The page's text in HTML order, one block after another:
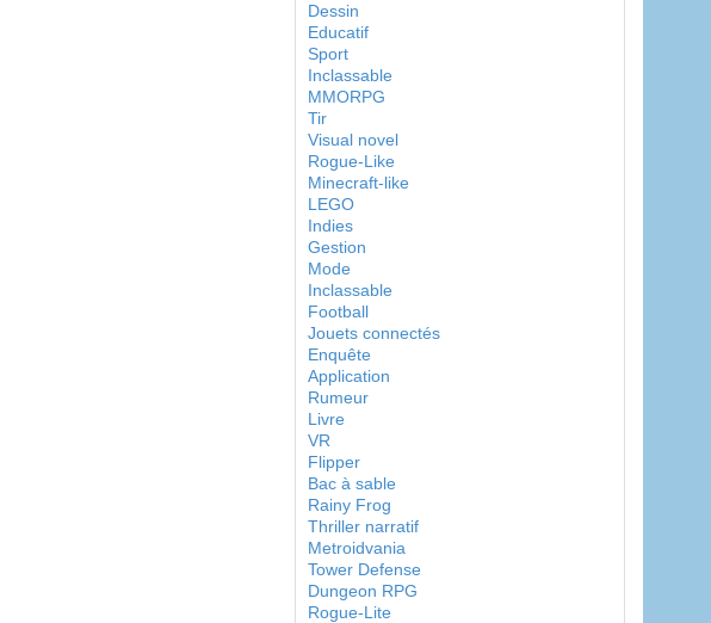
Dessin
Educatif
Sport
Inclassable
MMORPG
Tir
Visual novel
Rogue-Like
Minecraft-like
LEGO
Indies
Gestion
Mode
Inclassable
Football
Jouets connectés
Enquête
Application
Rumeur
Livre
VR
Flipper
Bac à sable
Rainy Frog
Thriller narratif
Metroidvania
Tower Defense
Dungeon RPG
Rogue-Lite